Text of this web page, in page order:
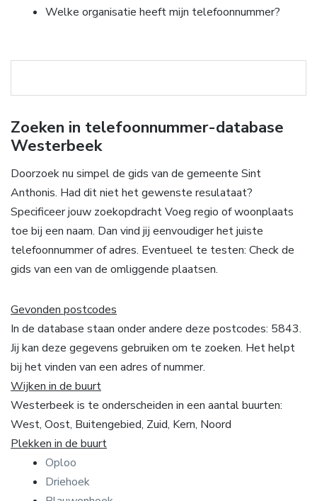
Welke organisatie heeft mijn telefoonnummer?
Zoeken in telefoonnummer-database
Westerbeek
Doorzoek nu simpel de gids van de gemeente Sint
Anthonis. Had dit niet het gewenste resulataat?
Specificeer jouw zoekopdracht Voeg regio of woonplaats
toe bij een naam. Dan vind jij eenvoudiger het juiste
telefoonnummer of adres. Eventueel te testen: Check de
gids van een van de omliggende plaatsen.
Gevonden postcodes
In de database staan onder andere deze postcodes: 5843.
Jij kan deze gegevens gebruiken om te zoeken. Het helpt
bij het vinden van een adres of nummer.
Wijken in de buurt
Westerbeek is te onderscheiden in een aantal buurten:
West, Oost, Buitengebied, Zuid, Kern, Noord
Plekken in de buurt
Oploo
Driehoek